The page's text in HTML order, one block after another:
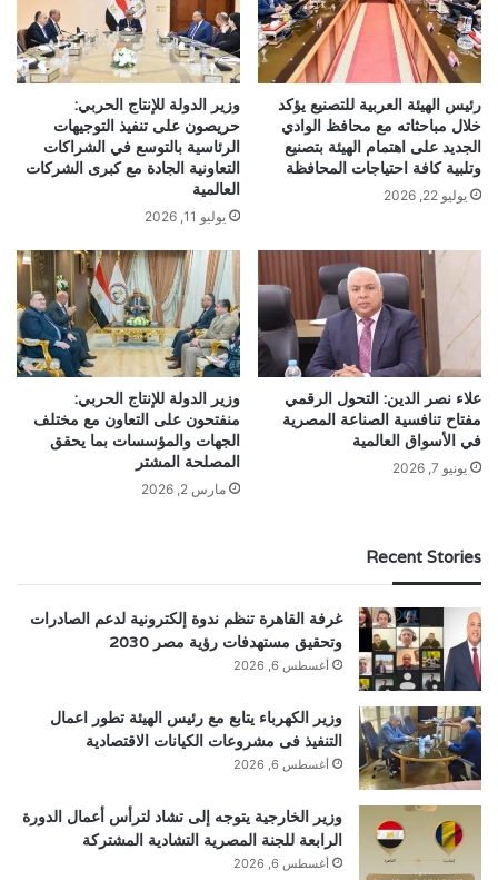
رئيس الهيئة العربية للتصنيع يؤكد
خلال مباحثاته مع محافظ الوادي
الجديد على اهتمام الهيئة بتصنيع
وتلبية كافة احتياجات المحافظة
يوليو 22, 2026
وزير الدولة للإنتاج الحربي:
حريصون على تنفيذ التوجيهات
الرئاسية بالتوسع في الشراكات
التعاونية الجادة مع كبرى الشركات
العالمية
يوليو 11, 2026
علاء نصر الدين: التحول الرقمي
مفتاح تنافسية الصناعة المصرية
في الأسواق العالمية
يونيو 7, 2026
وزير الدولة للإنتاج الحربي:
منفتحون على التعاون مع مختلف
الجهات والمؤسسات بما يحقق
المصلحة المشتر
مارس 2, 2026
Recent Stories
غرفة القاهرة تنظم ندوة إلكترونية لدعم الصادرات
وتحقيق مستهدفات رؤية مصر 2030
أغسطس 6, 2026
وزير الكهرباء يتابع مع رئيس الهيئة تطور اعمال
التنفيذ فى مشروعات الكيانات الاقتصادية
أغسطس 6, 2026
وزير الخارجية يتوجه إلى تشاد لترأس أعمال الدورة
الرابعة للجنة المصرية التشادية المشتركة
أغسطس 6, 2026